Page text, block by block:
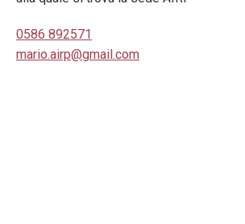
0586 892571
mario.airp@gmail.com